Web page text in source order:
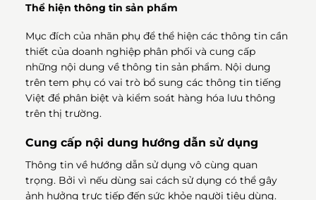
Thể hiện thông tin sản phẩm
Mục đích của nhãn phụ để thể hiện các thông tin cần
thiết của doanh nghiệp phân phối và cung cấp
những nội dung về thông tin sản phẩm. Nội dung
trên tem phụ có vai trò bổ sung các thông tin tiếng
Việt để phân biệt và kiểm soát hàng hóa lưu thông
trên thị trường.
Cung cấp nội dung hướng dẫn sử dụng
Thông tin về hướng dẫn sử dụng vô cùng quan
trọng. Bởi vì nếu dùng sai cách sử dụng có thể gây
ảnh hưởng trực tiếp đến sức khỏe người tiêu dùng.